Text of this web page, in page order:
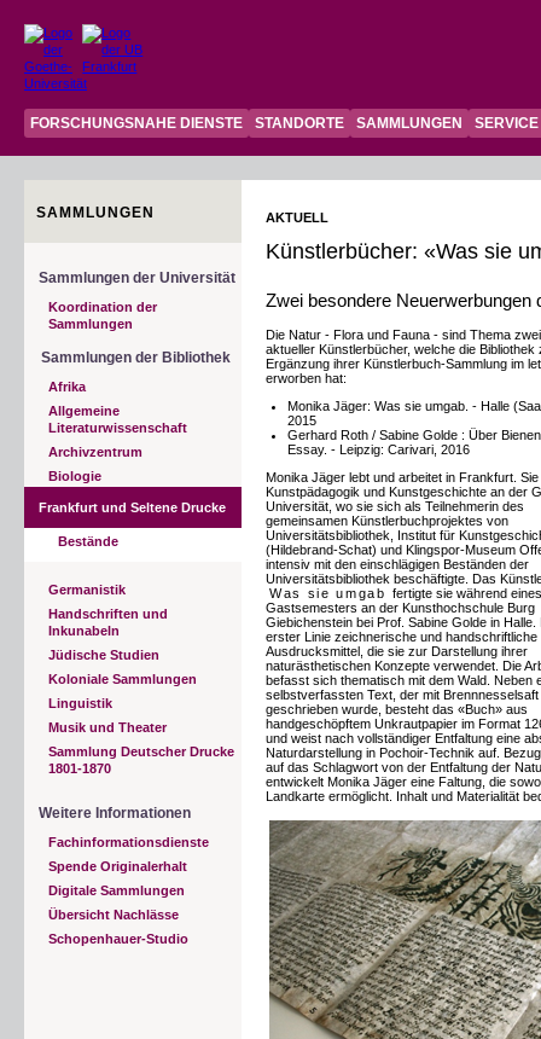
FORSCHUNGSNAHE DIENSTE STANDORTE SAMMLUNGEN SERVICE
SAMMLUNGEN
Sammlungen der Universität
Koordination der
Sammlungen
Sammlungen der Bibliothek
Afrika
Allgemeine
Literaturwissenschaft
Archivzentrum
Biologie
Frankfurt und Seltene Drucke
Bestände
Germanistik
Handschriften und
Inkunabeln
Jüdische Studien
Koloniale Sammlungen
Linguistik
Musik und Theater
Sammlung Deutscher Drucke
1801-1870
Weitere Informationen
Fachinformationsdienste
Spende Originalerhalt
Digitale Sammlungen
Übersicht Nachlässe
Schopenhauer-Studio
AKTUELL
Künstlerbücher: «Was sie
Zwei besondere Neuerwerbungen
Die Natur - Flora und Fauna - sind Thema
aktueller Künstlerbücher, welche die Bibliothek
Ergänzung ihrer Künstlerbuch-Sammlung im
erworben hat:
Monika Jäger: Was sie umgab. - Halle
2015
Gerhard Roth / Sabine Golde : Über
Essay. - Leipzig: Carivari, 2016
Monika Jäger lebt und arbeitet in Frankfurt.
Kunstpädagogik und Kunstgeschichte an der
Universität, wo sie sich als Teilnehmerin des
gemeinsamen Künstlerbuchprojektes von
Universitätsbibliothek, Institut für
(Hildebrand-Schat) und Klingspor-Museum
intensiv mit den einschlägigen Beständen der
Universitätsbibliothek beschäftigte. Das
Was sie umgab fertigte sie während
Gastsemesters an der Kunsthochschule Burg
Giebichenstein bei Prof. Sabine Golde in Halle.
erster Linie zeichnerische und handschriftliche
Ausdrucksmittel, die sie zur Darstellung ihrer
naturästhetischen Konzepte verwendet. Die
befasst sich thematisch mit dem Wald. Neben
selbstverfassten Text, der mit Brennnesselsaft
geschrieben wurde, besteht das «Buch» aus
handgeschöpftem Unkrautpapier im Format
und weist nach vollständiger Entfaltung eine
Naturdarstellung in Pochoir-Technik auf.
auf das Schlagwort von der Entfaltung der
entwickelt Monika Jäger eine Faltung, die
Landkarte ermöglicht. Inhalt und Materialität